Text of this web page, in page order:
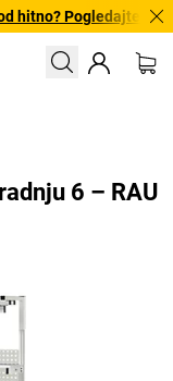
hitno? Pogledajte
6 – RAU